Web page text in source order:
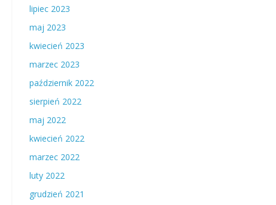
lipiec 2023
maj 2023
kwiecień 2023
marzec 2023
październik 2022
sierpień 2022
maj 2022
kwiecień 2022
marzec 2022
luty 2022
grudzień 2021